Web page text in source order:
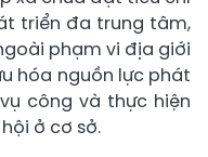
triển đa trung tâm,
phạm vi địa giới
hóa nguồn lực phát
công và thực hiện
ở cơ sở.